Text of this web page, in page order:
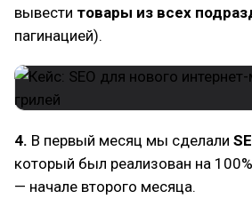
вывести товары из всех
пагинацией).
4. В первый месяц мы сделали
который был реализован на
— начале второго месяца.